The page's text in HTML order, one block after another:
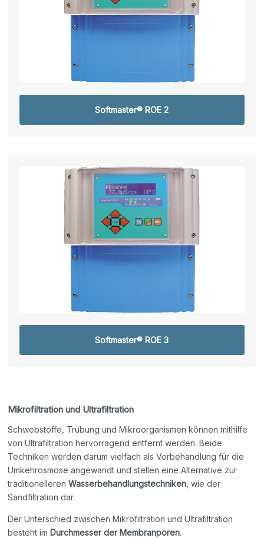
Softmaster® ROE 2
Softmaster® ROE 3
Mikrofiltration und Ultrafiltration
Schwebstoffe, Trübung und Mikroorganismen können mithilfe
von Ultrafiltration hervorragend entfernt werden. Beide
Techniken werden darum vielfach als Vorbehandlung für die
Umkehrosmose angewandt und stellen eine Alternative zur
traditionellerenWasserbehandlungstechniken , wie der
Sandfiltration dar.
Der Unterschied zwischen Mikrofiltration und Ultrafiltration
besteht im Durchmesser der Membranporen.